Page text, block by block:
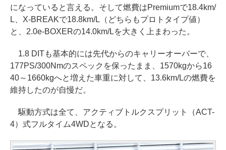
になっていると言える。そして燃費はPremiumで18.4km/
L、X-BREAKで18.8km/L（どちらもプロトタイプ値）
と、2.0e-BOXERの14.0km/Lを大きく上まわった。
1.8 DITも基本的には先代からのキャリーオーバーで、
177PS/300Nmのスペックを保ったまま、1570kgから16
40～1660kgへと増えた車重に対して、13.6km/Lの燃費を
維持したのが自慢だ。
駆動方式は全て、アクティブトルクスプリット（ACT-
4）式フルタイム4WDとなる。